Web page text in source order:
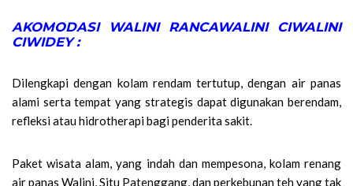
AKOMODASI WALINI RANCAWALINI CIWALINI
CIWIDEY :
Dilengkapi dengan kolam rendam tertutup, dengan air panas
alami serta tempat yang strategis dapat digunakan berendam,
refleksi atau hidrotherapi bagi penderita sakit.
Paket wisata alam, yang indah dan mempesona, kolam renang
air panas Walini,Situ Patenggang, dan perkebunan teh yang tak